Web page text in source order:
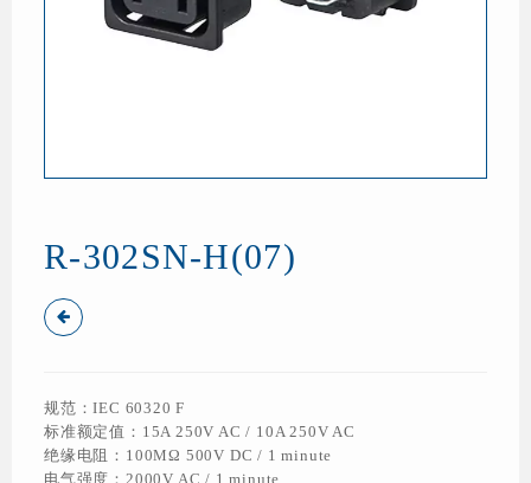
R-302SN-H(07)
规范：IEC 60320 F
标准额定值：15A 250V AC / 10A 250V AC
绝缘电阻：100MΩ 500V DC / 1 minute
电气强度：2000V AC / 1 minute